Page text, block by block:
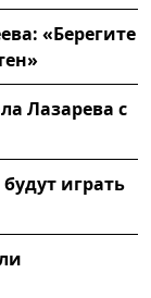
«Берегите
Лазарева с
играть